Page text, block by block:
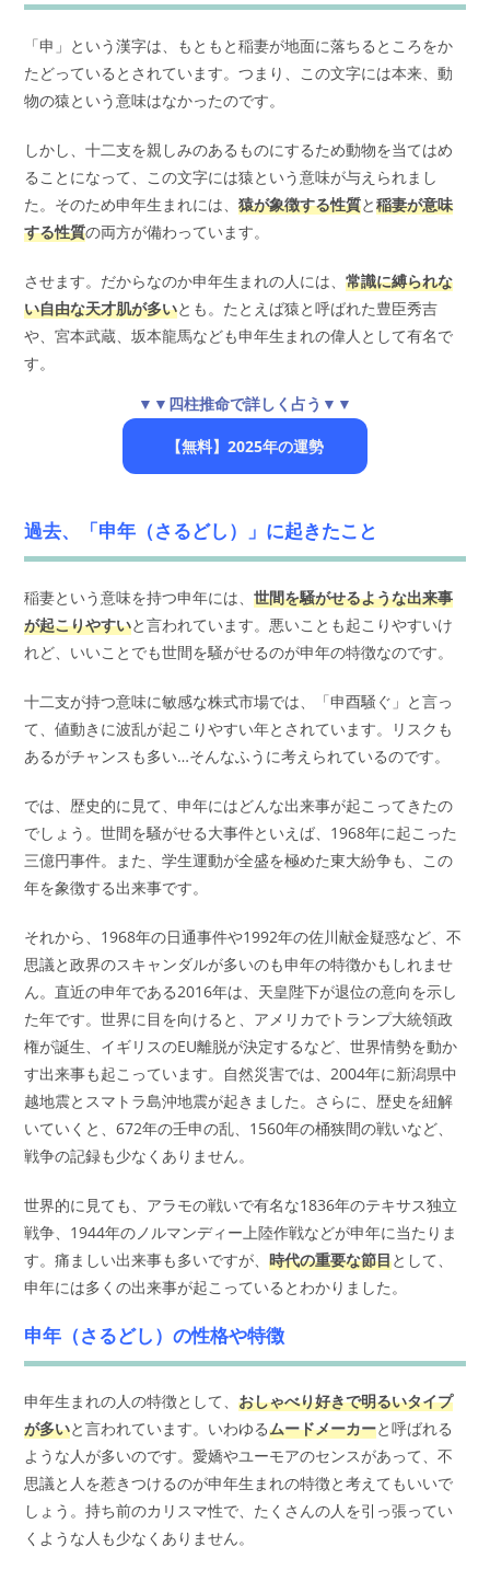
「申」という漢字は、もともと稲妻が地面に落ちるところをか
たどっているとされています。つまり、この文字には本来、動
物の猿という意味はなかったのです。
しかし、十二支を親しみのあるものにするため動物を当てはめ
ることになって、この文字には猿という意味が与えられまし
た。そのため申年生まれには、猿が象徴する性質と稲妻が意味
する性質の両方が備わっています。
させます。だからなのか申年生まれの人には、常識に縛られな
い自由な天才肌が多いとも。たとえば猿と呼ばれた豊臣秀吉
や、宮本武蔵、坂本龍馬なども申年生まれの偉人として有名で
す。
▼▼四柱推命で詳しく占う▼▼
【無料】2025年の運勢
過去、「申年（さるどし）」に起きたこと
稲妻という意味を持つ申年には、世間を騒がせるような出来事
が起こりやすいと言われています。悪いことも起こりやすいけ
れど、いいことでも世間を騒がせるのが申年の特徴なのです。
十二支が持つ意味に敏感な株式市場では、「申酉騒ぐ」と言っ
て、値動きに波乱が起こりやすい年とされています。リスクも
あるがチャンスも多い…そんなふうに考えられているのです。
では、歴史的に見て、申年にはどんな出来事が起こってきたの
でしょう。世間を騒がせる大事件といえば、1968年に起こった
三億円事件。また、学生運動が全盛を極めた東大紛争も、この
年を象徴する出来事です。
それから、1968年の日通事件や1992年の佐川献金疑惑など、不
思議と政界のスキャンダルが多いのも申年の特徴かもしれませ
ん。直近の申年である2016年は、天皇陛下が退位の意向を示し
た年です。世界に目を向けると、アメリカでトランプ大統領政
権が誕生、イギリスのEU離脱が決定するなど、世界情勢を動か
す出来事も起こっています。自然災害では、2004年に新潟県中
越地震とスマトラ島沖地震が起きました。さらに、歴史を紐解
いていくと、672年の壬申の乱、1560年の桶狭間の戦いなど、
戦争の記録も少なくありません。
世界的に見ても、アラモの戦いで有名な1836年のテキサス独立
戦争、1944年のノルマンディー上陸作戦などが申年に当たりま
す。痛ましい出来事も多いですが、時代の重要な節目として、
申年には多くの出来事が起こっているとわかりました。
申年（さるどし）の性格や特徴
申年生まれの人の特徴として、おしゃべり好きで明るいタイプ
が多いと言われています。いわゆるムードメーカーと呼ばれる
ような人が多いのです。愛嬌やユーモアのセンスがあって、不
思議と人を惹きつけるのが申年生まれの特徴と考えてもいいで
しょう。持ち前のカリスマ性で、たくさんの人を引っ張ってい
くような人も少なくありません。